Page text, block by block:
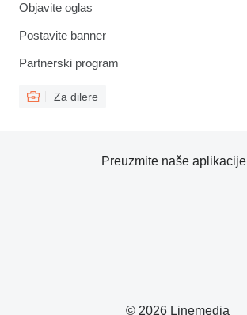
Objavite oglas
Postavite banner
Partnerski program
Za dilere
© 2026 Linemedia
Preuzmite naše aplikacije